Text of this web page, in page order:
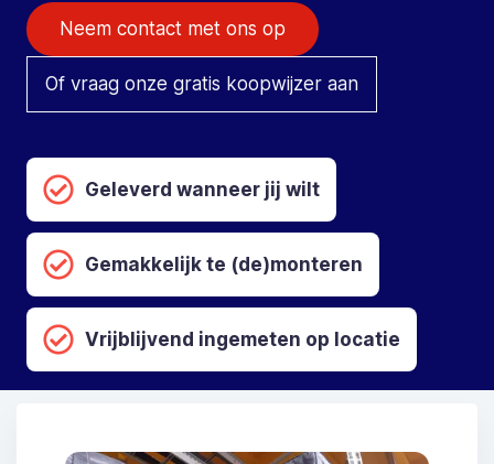
Neem contact met ons op
Of vraag onze gratis koopwijzer aan
Geleverd wanneer jij wilt
Gemakkelijk te (de)monteren
Vrijblijvend ingemeten op locatie